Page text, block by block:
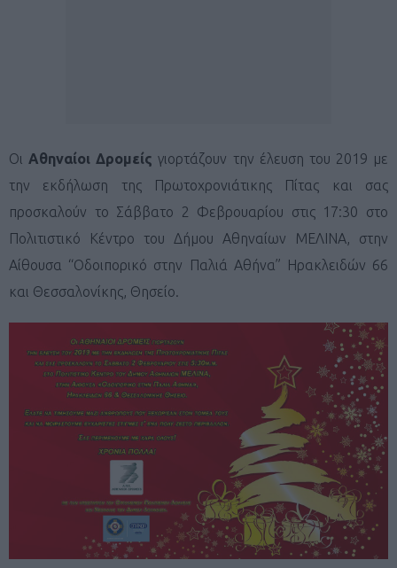
Oι Αθηναίοι Δρομείς γιορτάζουν την έλευση του 2019 με
την εκδήλωση της Πρωτοχρονιάτικης Πίτας και σας
προσκαλούν το Σάββατο 2 Φεβρουαρίου στις 17:30 στο
Πολιτιστικό Κέντρο του Δήμου Αθηναίων ΜΕΛΙΝΑ, στην
Αίθουσα “Οδοιπορικό στην Παλιά Αθήνα” Ηρακλειδών 66
και Θεσσαλονίκης, Θησείο.